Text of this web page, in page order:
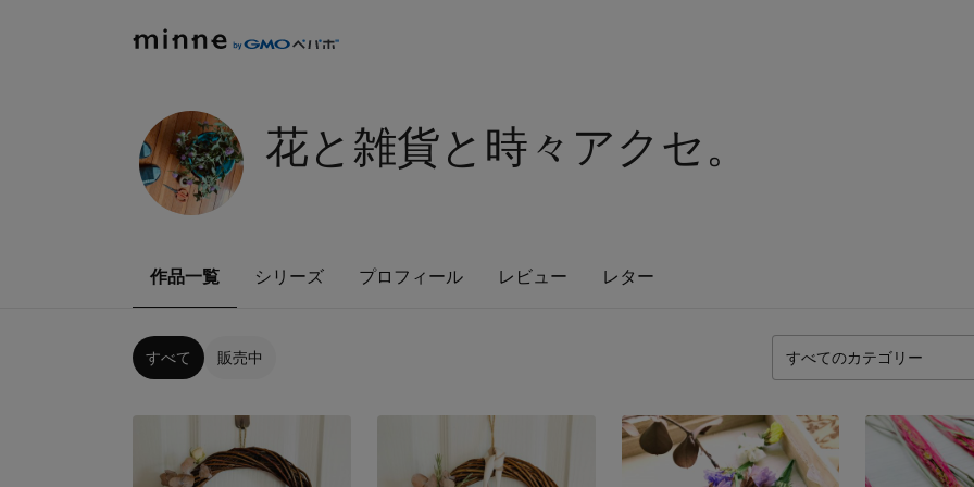
花と雑貨と時々アクセ。
作品一覧 シリーズ プロフィール レビュー レター
すべて 販売中